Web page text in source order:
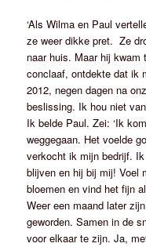
‘Als Wilma en Paul
ze weer dikke pret. Ze
naar huis. Maar hij kwam
conclaaf, ontdekte dat ik
2012, negen dagen na
beslissing. Ik hou niet
Ik belde Paul. Zei: ‘Ik
weggegaan. Het voelde
verkocht ik mijn bedrijf.
blijven en hij bij mij! Voel
bloemen en vind het fijn
Weer een maand later
geworden. Samen in de
voor elkaar te zijn. Ja,